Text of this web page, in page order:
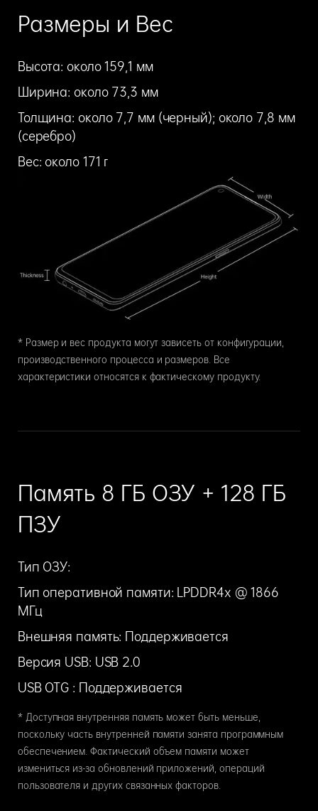
Размеры и Вес
Высота: около 159,1 мм
Ширина: около 73,3 мм
Толщина: около 7,7 мм (черный); около 7,8 мм
(серебро)
Вес: около 171 г
* Размер и вес продукта могут зависеть от конфигурации,
производственного процесса и размеров. Все
характеристики относятся к фактическому продукту.
Память 8 ГБ ОЗУ + 128 ГБ
ПЗУ
Тип ОЗУ:
Тип оперативной памяти: LPDDR4x @ 1866
МГц
Внешняя память: Поддерживается
Версия USB: USB 2.0
USB OTG : Поддерживается
* Доступная внутренняя память может быть меньше,
поскольку часть внутренней памяти занята программным
обеспечением. Фактический объем памяти может
измениться из-за обновлений приложений, операций
пользователя и других связанных факторов.